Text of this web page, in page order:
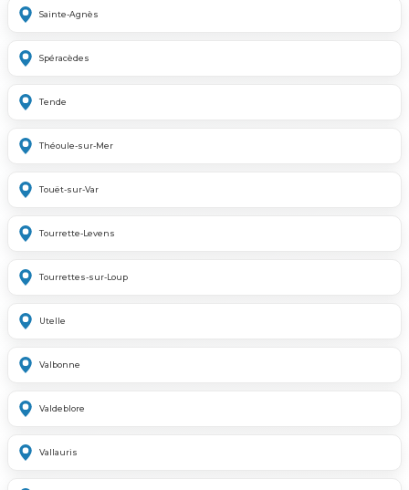
Sainte-Agnès
Spéracèdes
Tende
Théoule-sur-Mer
Touët-sur-Var
Tourrette-Levens
Tourrettes-sur-Loup
Utelle
Valbonne
Valdeblore
Vallauris